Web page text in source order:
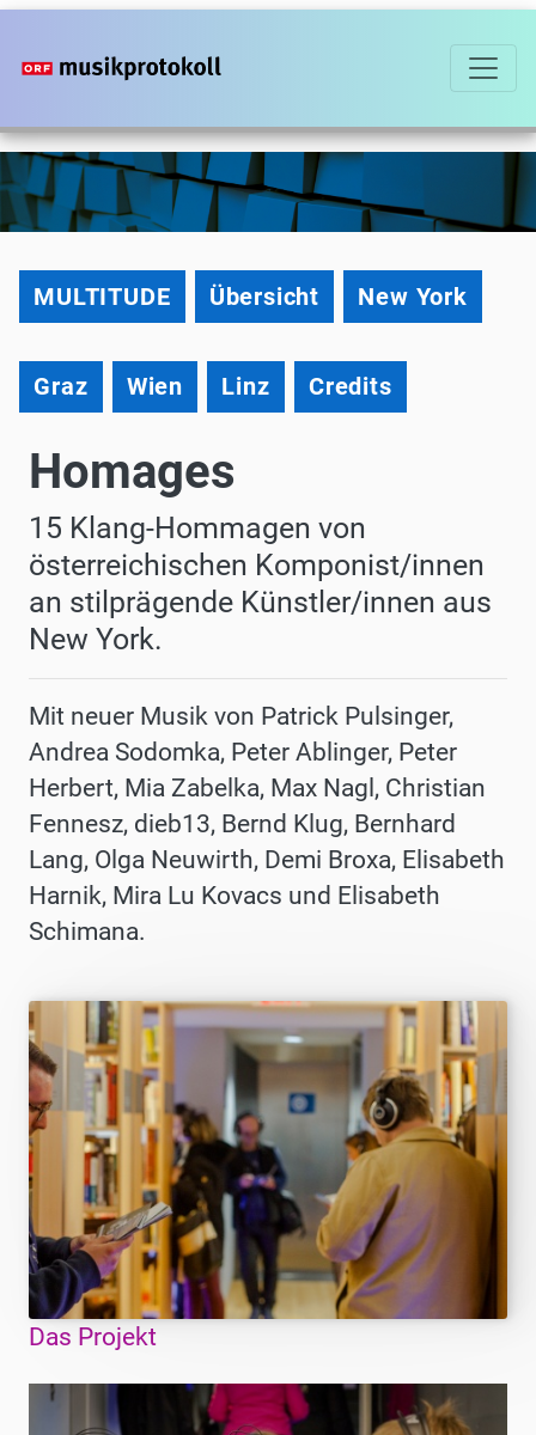
Direkt
zum
MULTITUDE
Übersicht New York
Graz Wien Linz Credits
Homages
15 Klang-Hommagen von
österreichischen Komponist/innen
an stilprägende Künstler/innen aus
New York.
Mit neuer Musik von Patrick Pulsinger,
Andrea Sodomka, Peter Ablinger, Peter
Herbert, Mia Zabelka, Max Nagl, Christian
Fennesz, dieb13, Bernd Klug, Bernhard
Lang, Olga Neuwirth, Demi Broxa, Elisabeth
Harnik, Mira Lu Kovacs und Elisabeth
Schimana.
Das Projekt